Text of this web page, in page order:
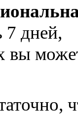
7 дней,
вы